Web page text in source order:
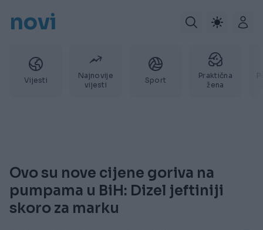
novi
Vijesti
Najnovije
vijesti
Sport
Praktična
žena
Ovo su nove cijene goriva na
pumpama u BiH: Dizel jeftiniji
skoro za marku